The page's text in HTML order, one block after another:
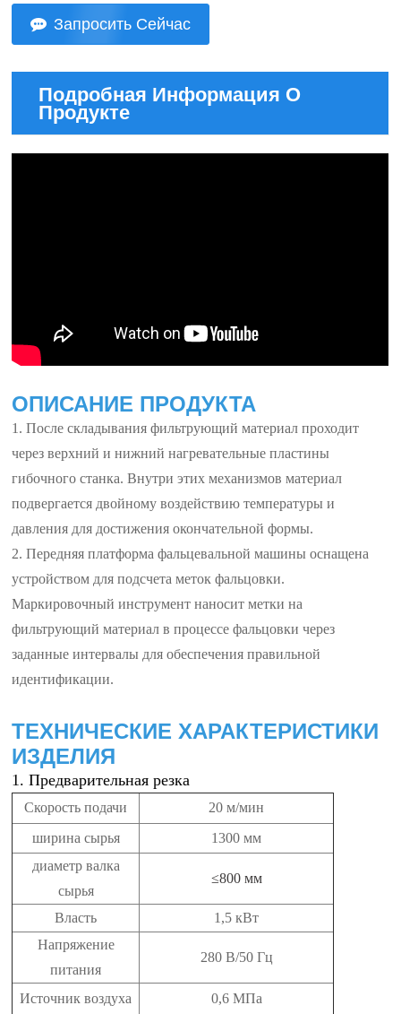
Запросить Сейчас
Подробная Информация О
Продукте
ОПИСАНИЕ ПРОДУКТА
1. После складывания фильтрующий материал проходит
через верхний и нижний нагревательные пластины
гибочного станка. Внутри этих механизмов материал
подвергается двойному воздействию температуры и
давления для достижения окончательной формы.
2. Передняя платформа фальцевальной машины оснащена
устройством для подсчета меток фальцовки.
Маркировочный инструмент наносит метки на
фильтрующий материал в процессе фальцовки через
заданные интервалы для обеспечения правильной
идентификации.
ТЕХНИЧЕСКИЕ ХАРАКТЕРИСТИКИ
ИЗДЕЛИЯ
1. Предварительная резка
Скорость подачи
20 м/мин
ширина сырья
1300 мм
диаметр валка
сырья
≤800 мм
Власть
1,5 кВт
Напряжение
питания
280 В/50 Гц
Источник воздуха 0,6 МПа